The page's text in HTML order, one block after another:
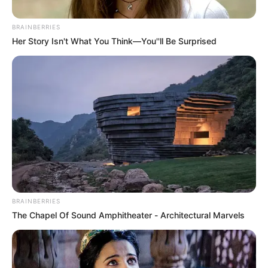
Captura de video
Robo en Transmilenio
Por:Héctor Santiago Guaman Espinosa
BRAINBERRIES
Her Story Isn't What You Think—You''ll Be Surprised
BRAINBERRIES
The Chapel Of Sound Amphitheater - Architectural Marvels